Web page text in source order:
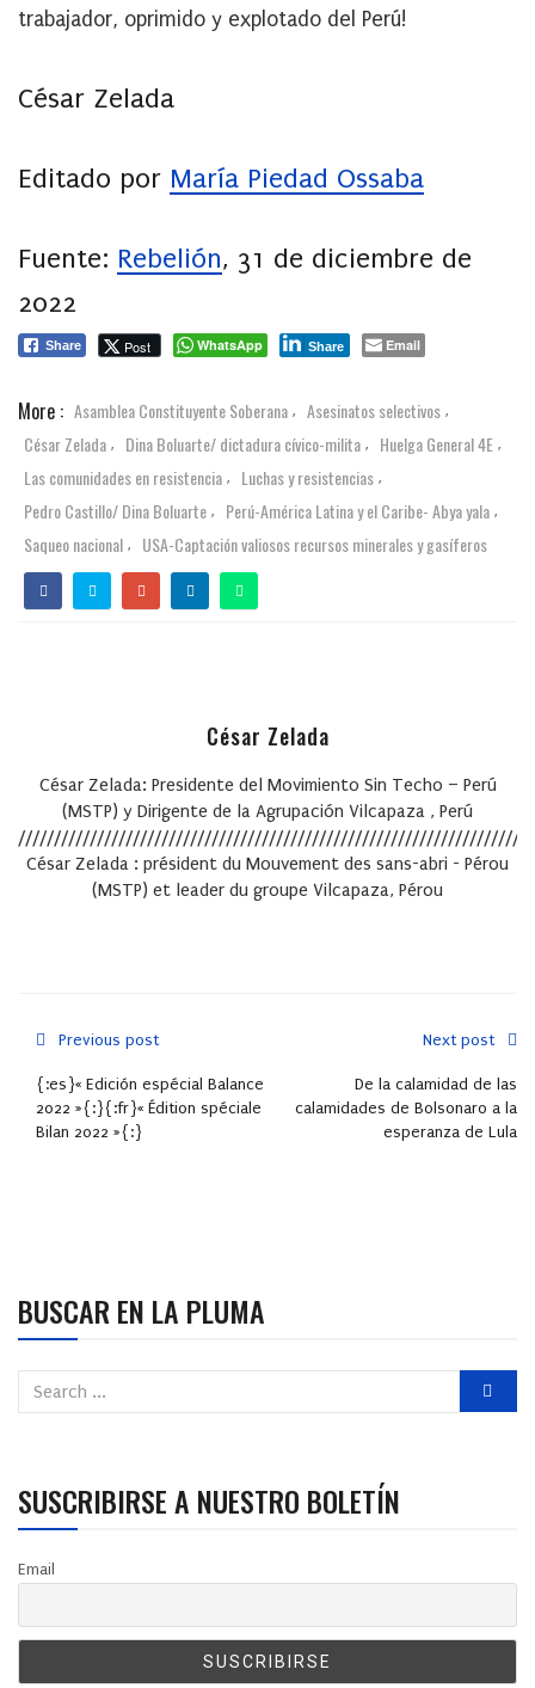
trabajador, oprimido y explotado del Perú!
César Zelada
Editado por María Piedad Ossaba
Fuente: Rebelión, 31 de diciembre de
2022
Share Post WhatsApp Share Email
More : Asamblea Constituyente Soberana , Asesinatos selectivos ,
César Zelada , Dina Boluarte/ dictadura cívico-milita , Huelga General 4E ,
Las comunidades en resistencia , Luchas y resistencias ,
Pedro Castillo/ Dina Boluarte , Perú-América Latina y el Caribe- Abya yala ,
Saqueo nacional , USA-Captación valiosos recursos minerales y gasíferos
César Zelada
César Zelada: Presidente del Movimiento Sin Techo – Perú
(MSTP) y Dirigente de la Agrupación Vilcapaza , Perú
César Zelada : président du Mouvement des sans-abri - Pérou
(MSTP) et leader du groupe Vilcapaza, Pérou
Previous post
{:es}« Edición espécial Balance
2022 »{:}{:fr}« Édition spéciale
Bilan 2022 »{:}
Next post
De la calamidad de las
calamidades de Bolsonaro a la
esperanza de Lula
BUSCAR EN LA PLUMA
SUSCRIBIRSE A NUESTRO BOLETÍN
Email